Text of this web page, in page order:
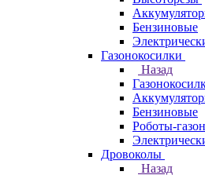
Бензиновые
Газонокосилки
Назад
Бензиновые
Роботы-
Дровоколы
Назад